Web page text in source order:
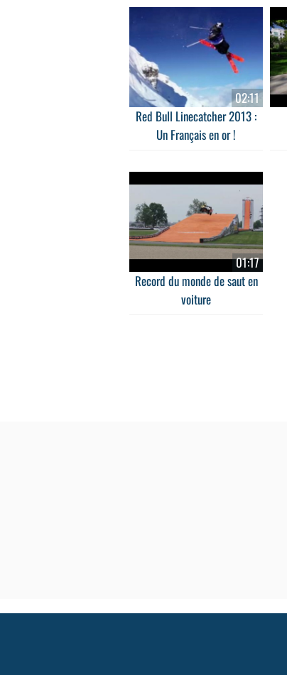
02:11
Red Bull Linecatcher 2013 :
Un Français en or !
01:17
Record du monde de saut en
voiture